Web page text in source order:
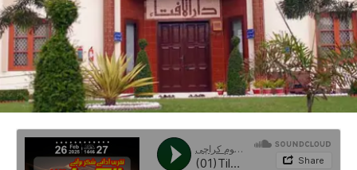
بذریعہ ڈاک